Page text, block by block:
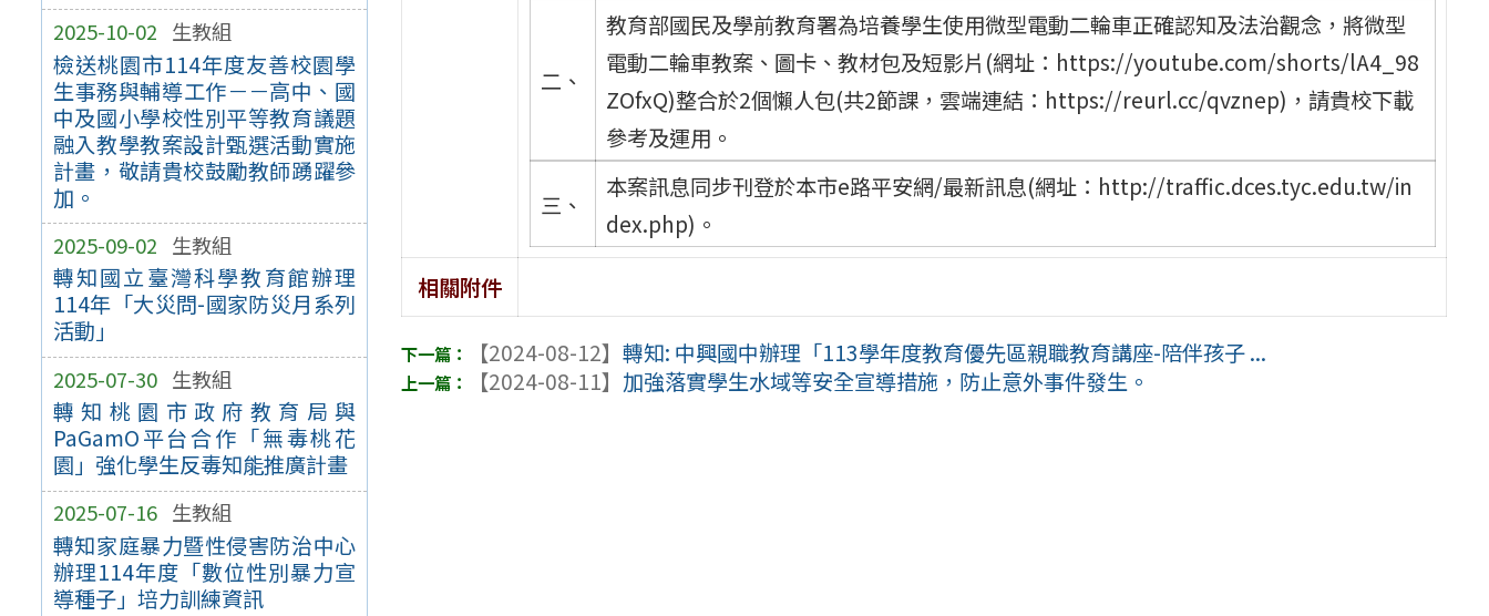
2025-10-02 生教組
檢送桃園市114年度友善校園學
生事務與輔導工作－－高中、國
中及國小學校性別平等教育議題
融入教學教案設計甄選活動實施
計畫，敬請貴校鼓勵教師踴躍參
加。
2025-09-02 生教組
轉知國立臺灣科學教育館辦理
114年「大災問-國家防災月系列
活動」
2025-07-30 生教組
轉知桃園市政府教育局與
PaGamO平台合作「無毒桃花
園」強化學生反毒知能推廣計畫
2025-07-16 生教組
轉知家庭暴力暨性侵害防治中心
辦理114年度「數位性別暴力宣
導種子」培力訓練資訊
二、
教育部國民及學前教育署為培養學生使用微型電動二輪車正確認知及法治觀念，將微型
電動二輪車教案、圖卡、教材包及短影片(網址：https://youtube.com/shorts/lA4_98
ZOfxQ)整合於2個懶人包(共2節課，雲端連結：https://reurl.cc/qvznep)，請貴校下載
參考及運用。
三、
本案訊息同步刊登於本市e路平安網/最新訊息(網址：http://traffic.dces.tyc.edu.tw/in
dex.php)。
相關附件
【2024-08-12】轉知: 中興國中辦理「113學年度教育優先區親職教育講座-陪伴孩子 ...
【2024-08-11】 加強落實學生水域等安全宣導措施，防止意外事件發生。